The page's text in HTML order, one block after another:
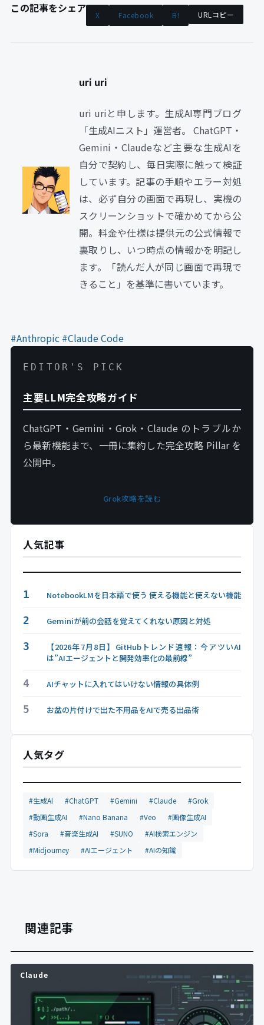
この記事をシェア X Facebook B! URLコピー
uri uri
uri uriと申します。生成AI専門ブログ
「生成AIニスト」運営者。 ChatGPT・
Gemini・Claudeなど主要な生成AIを
自分で契約し、毎日実際に触って検証
しています。記事の手順やエラー対処
は、必ず自分の画面で再現し、実機の
スクリーンショットで確かめてから公
開。料金や仕様は提供元の公式情報で
裏取りし、いつ時点の情報かを明記し
ます。「読んだ人が同じ画面で再現で
きること」を基準に書いています。
#Anthropic #Claude Code
EDITOR'S PICK
主要LLM完全攻略ガイド
ChatGPT・Gemini・Grok・Claude のトラブルか
ら最新機能まで、一冊に集約した完全攻略 Pillar を
公開中。
Grok攻略を読む
人気記事
1 NotebookLMを日本語で使う 使える機能と使えない機能
2 Geminiが前の会話を覚えてくれない原因と対処
3
【2026年7月8日】GitHubトレンド速報：今アツいAI
は”AIエージェントと開発効率化の最前線”
4 AIチャットに入れてはいけない情報の具体例
5 お盆の片付けで出た不用品をAIで売る出品術
人気タグ
#生成AI #ChatGPT #Gemini #Claude
#Grok
#動画生成AI
#Nano Banana #Veo
#画像生成AI
#Sora
#音楽生成AI #SUNO
#AI検索エンジン
#Midjourney
#AIエージェント #AIの知識
関連記事
Claude